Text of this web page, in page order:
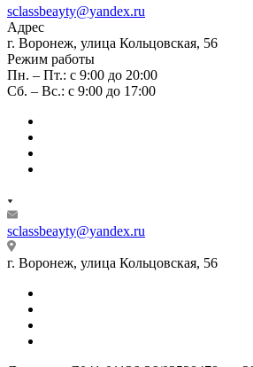
sclassbeayty@yandex.ru
Адрес
г. Воронеж, улица Кольцовская, 56
Режим работы
Пн. – Пт.: с 9:00 до 20:00
Сб. – Вс.: с 9:00 до 17:00
sclassbeayty@yandex.ru
г. Воронеж, улица Кольцовская, 56